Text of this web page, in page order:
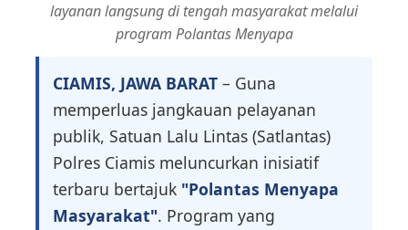
layanan langsung di tengah masyarakat melalui
program Polantas Menyapa
CIAMIS, JAWA BARAT – Guna
memperluas jangkauan pelayanan
publik, Satuan Lalu Lintas (Satlantas)
Polres Ciamis meluncurkan inisiatif
terbaru bertajuk "Polantas Menyapa
Masyarakat". Program yang